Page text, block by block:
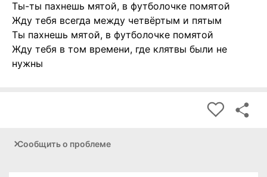
Ты-ты пахнешь мятой, в футболочке помятой
Жду тебя всегда между четвёртым и пятым
Ты пахнешь мятой, в футболочке помятой
Жду тебя в том времени, где клятвы были не
нужны
Сообщить о проблеме